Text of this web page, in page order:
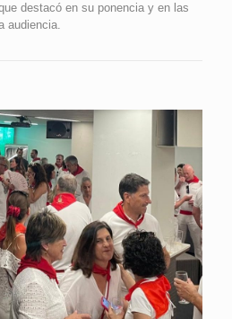
destacó en su ponencia y en las
audiencia.